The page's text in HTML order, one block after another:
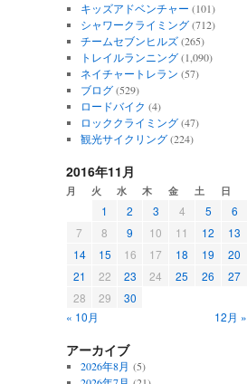
キッズアドベンチャー (101)
シャワークライミング(712)
チームセブンヒルズ(265)
トレイルランニング(1,090)
ネイチャートレラン (57)
ブログ(529)
ロードバイク (4)
ロッククライミング(47)
観光サイクリング(224)
2016年11月
月 火 水 木 金 土 日
1 2 3 4 5
6
7
8 9 10 11 12
13
14
15 16 17 18 19
20
21
22 23 24 25 26
27
28
29
30
« 10月
12月 »
アーカイブ
2026年8月 (5)